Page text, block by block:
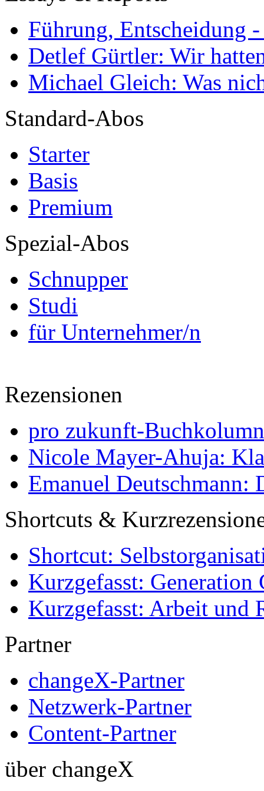
Führung, Entscheidung
Detlef Gürtler: Wir
Michael Gleich: Was
Standard-Abos
Starter
Basis
Premium
Spezial-Abos
Schnupper
Studi
für Unternehmer/n
Rezensionen
pro zukunft-
Nicole Mayer-Ahuja:
Emanuel Deutschmann:
Shortcuts &
Shortcut:
Kurzgefasst: Generation
Kurzgefasst: Arbeit und
Partner
changeX-Partner
Netzwerk-Partner
Content-Partner
über changeX